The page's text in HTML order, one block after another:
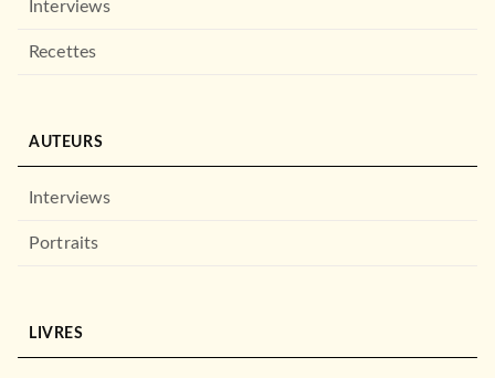
Interviews
Recettes
AUTEURS
Interviews
Portraits
LIVRES